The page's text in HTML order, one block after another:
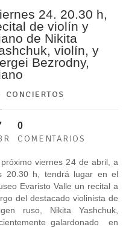
24. 20.30 h,
de violín y
de Nikita
violín, y
Bezrodny,
CONCIERTOS
0
COMENTARIOS
próximo viernes 24 de abril, a
20.30 h, tendrá lugar en el
Evaristo Valle un recital a
del destacado violinista de
ruso, Nikita Yashchuk,
galardonado en